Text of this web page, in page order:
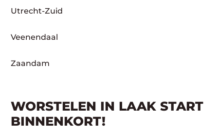
Utrecht-Zuid
Veenendaal
Zaandam
WORSTELEN IN LAAK START
BINNENKORT!